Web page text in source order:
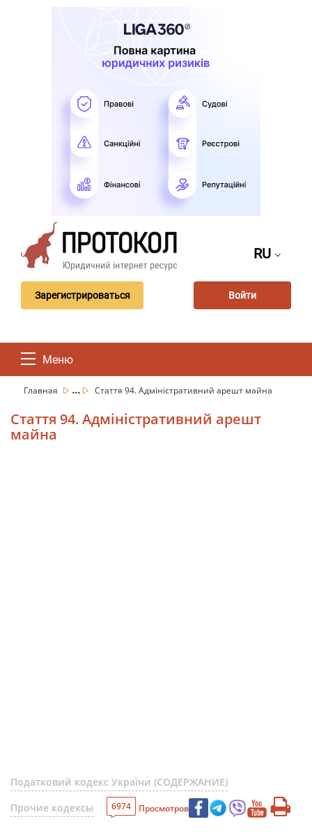
RU
Зарегистрироваться Войти
Меню
Главная ... Стаття 94. Адміністративний арешт майна
Стаття 94. Адміністративний арешт
майна
Податковий кодекс України (СОДЕРЖАНИЕ)
Прочие кодексы
6974 Просмотров